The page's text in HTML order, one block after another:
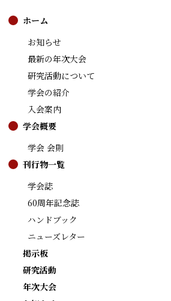
ホーム
お知らせ
最新の年次大会
研究活動について
学会の紹介
入会案内
学会概要
学会 会則
刊行物一覧
学会誌
60周年記念誌
ハンドブック
ニューズレター
掲示板
研究活動
年次大会